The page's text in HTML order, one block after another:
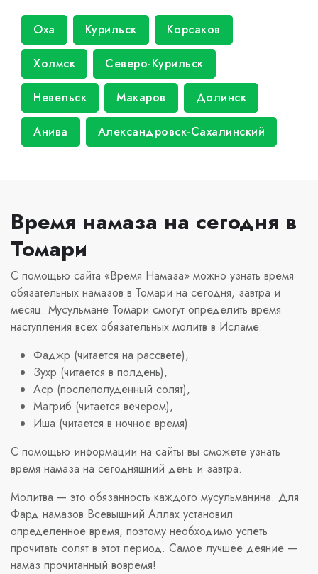
Оха Курильск Корсаков
Холмск Северо-Курильск
Невельск Макаров Долинск
Анива Александровск-Сахалинский
Время намаза на сегодня в
Томари
С помощью сайта «Время Намаза» можно узнать время
обязательных намазов в Томари на сегодня, завтра и
месяц. Мусульмане Томари смогут определить время
наступления всех обязательных молитв в Исламе:
Фаджр (читается на рассвете),
Зухр (читается в полдень),
Аср (послеполуденный солят),
Магриб (читается вечером),
Иша (читается в ночное время).
С помощью информации на сайты вы сможете узнать
время намаза на сегодняшний день и завтра.
Молитва — это обязанность каждого мусульманина. Для
Фард намазов Всевышний Аллах установил
определенное время, поэтому необходимо успеть
прочитать солят в этот период. Самое лучшее деяние —
намаз прочитанный вовремя!